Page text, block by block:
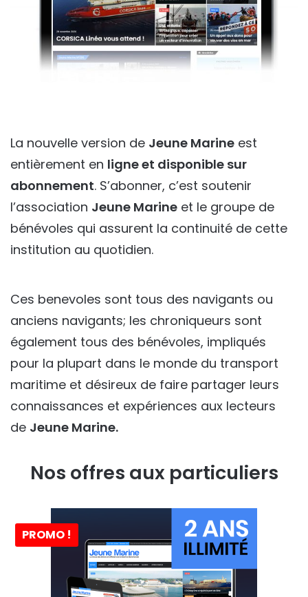
La nouvelle version de Jeune Marine est
entièrement en ligne et disponible sur
abonnement. S’abonner, c’est soutenir
l’association Jeune Marine et le groupe de
bénévoles qui assurent la continuité de cette
institution au quotidien.
Ces benevoles sont tous des navigants ou
anciens navigants; les chroniqueurs sont
également tous des bénévoles, impliqués
pour la plupart dans le monde du transport
maritime et désireux de faire partager leurs
connaissances et expériences aux lecteurs
de Jeune Marine.
Nos offres aux particuliers
PROMO !